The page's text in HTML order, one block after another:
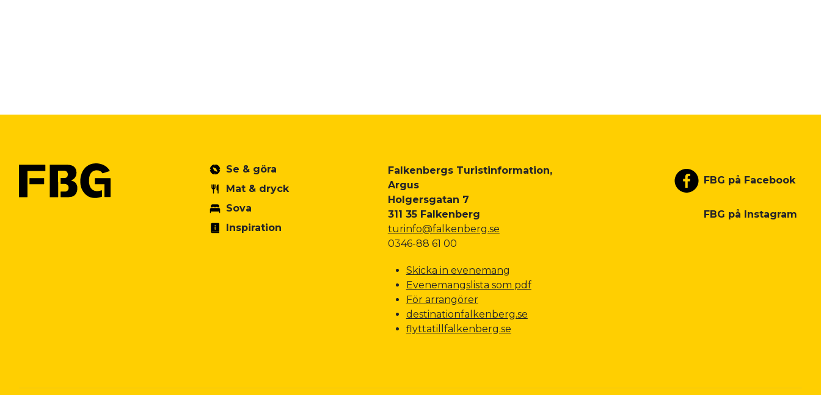
Se & göra
Mat & dryck
Sova
Inspiration
Falkenbergs Turistinformation,
Argus
Holgersgatan 7
311 35 Falkenberg
turinfo@falkenberg.se
0346-88 61 00
Skicka in evenemang
Evenemangslista som pdf
För arrangörer
destinationfalkenberg.se
flyttatillfalkenberg.se
FBG på Facebook
FBG på Instagram